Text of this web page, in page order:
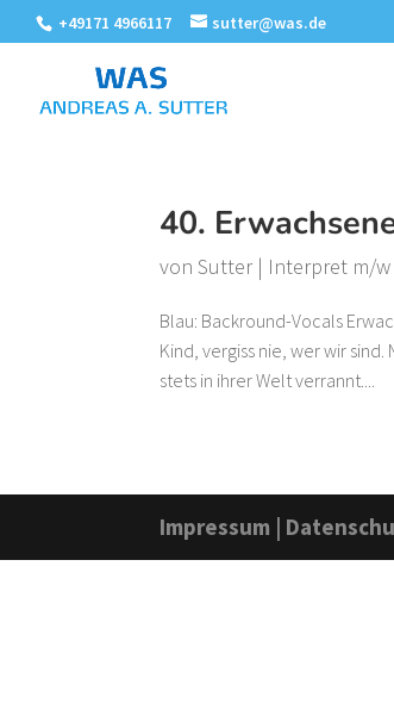
+49171 4966117 sutter@was.de
40.
vonSutter| Interpret m/w
Blau: Backround-Vocals
Kind, vergiss nie, wer wir
stets in ihrer Welt verrannt....
Impressum |